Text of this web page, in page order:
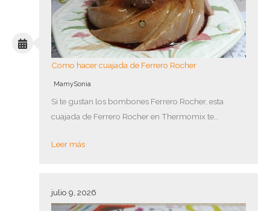
Como hacer cuajada de Ferrero Rocher
MamySonia
Si te gustan los bombones Ferrero Rocher, esta
cuajada de Ferrero Rocher en Thermomix te…
Leer más
julio 9, 2026